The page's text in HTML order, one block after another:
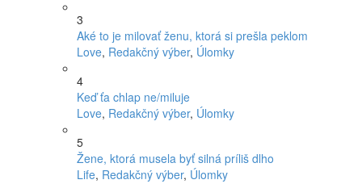
3
Aké to je milovať ženu, ktorá si prešla peklom
Love, Redakčný výber, Úlomky
4
Keď ťa chlap ne/miluje
Love, Redakčný výber, Úlomky
5
Žene, ktorá musela byť silná príliš dlho
Life, Redakčný výber, Úlomky